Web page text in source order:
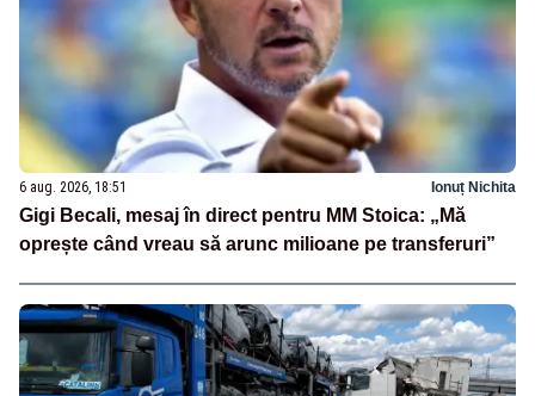
6 aug. 2026, 18:51 Ionuț Nichita
Gigi Becali, mesaj în direct pentru MM Stoica: „Mă
oprește când vreau să arunc milioane pe transferuri”